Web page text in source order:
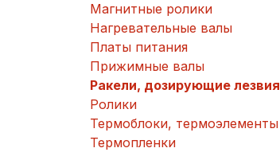
Магнитные ролики
Нагревательные валы
Платы питания
Прижимные валы
Ракели, дозирующие лезвия
Ролики
Термоблоки, термоэлементы
Термопленки